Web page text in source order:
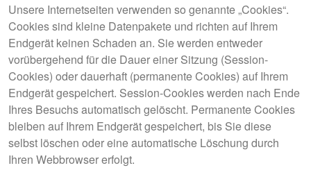
Unsere Internetseiten verwenden so genannte „Cookies“.
Cookies sind kleine Datenpakete und richten auf Ihrem
Endgerät keinen Schaden an. Sie werden entweder
vorübergehend für die Dauer einer Sitzung (Session-
Cookies) oder dauerhaft (permanente Cookies) auf Ihrem
Endgerät gespeichert. Session-Cookies werden nach Ende
Ihres Besuchs automatisch gelöscht. Permanente Cookies
bleiben auf Ihrem Endgerät gespeichert, bis Sie diese
selbst löschen oder eine automatische Löschung durch
Ihren Webbrowser erfolgt.